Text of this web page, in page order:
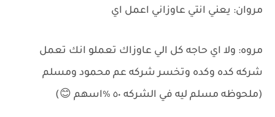
مروان: يعني انتي عاوزاني اعمل اي
مروه: ولا اي حاجه كل الي عاوزاك تعملو انك تعمل
شركه كده وكده وتخسر شركه عم محمود ومسلم
(ملحوظه مسلم ليه في الشركه ٥٠ ٪اسهم 😊)